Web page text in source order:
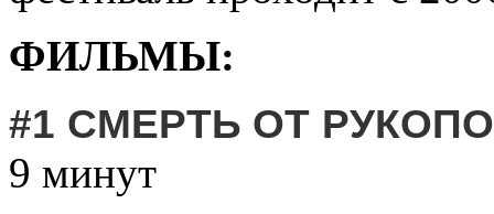
ФИЛЬМЫ:
#1 СМЕРТЬ ОТ
9 минут